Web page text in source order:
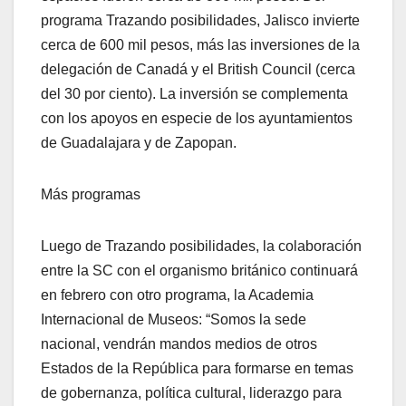
programa Trazando posibilidades, Jalisco invierte
cerca de 600 mil pesos, más las inversiones de la
delegación de Canadá y el British Council (cerca
del 30 por ciento). La inversión se complementa
con los apoyos en especie de los ayuntamientos
de Guadalajara y de Zapopan.
Más programas
Luego de Trazando posibilidades, la colaboración
entre la SC con el organismo británico continuará
en febrero con otro programa, la Academia
Internacional de Museos: “Somos la sede
nacional, vendrán mandos medios de otros
Estados de la República para formarse en temas
de gobernanza, política cultural, liderazgo para